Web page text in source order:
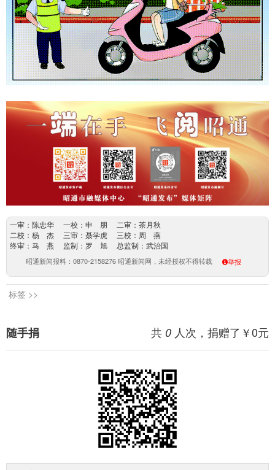
一审：陈忠华 一校：申 朋 二审：茶月秋
二校：杨 杰 三审：聂学虎 三校：周 燕
终审：马 燕 监制：罗 旭 总监制：武治国
昭通新闻报料：0870-2158276 昭通新闻网，未经授权不得转载 举报
标签 >>
共 0 人次，捐赠了￥0元
随手捐